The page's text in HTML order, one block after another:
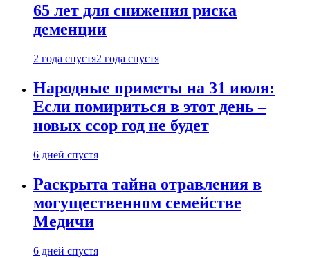
65 лет для снижения риска
деменции
2 года спустя2 года спустя
Народные приметы на 31 июля:
Если помириться в этот день –
новых ссор год не будет
6 дней спустя
Раскрыта тайна отравления в
могущественном семействе
Медичи
6 дней спустя